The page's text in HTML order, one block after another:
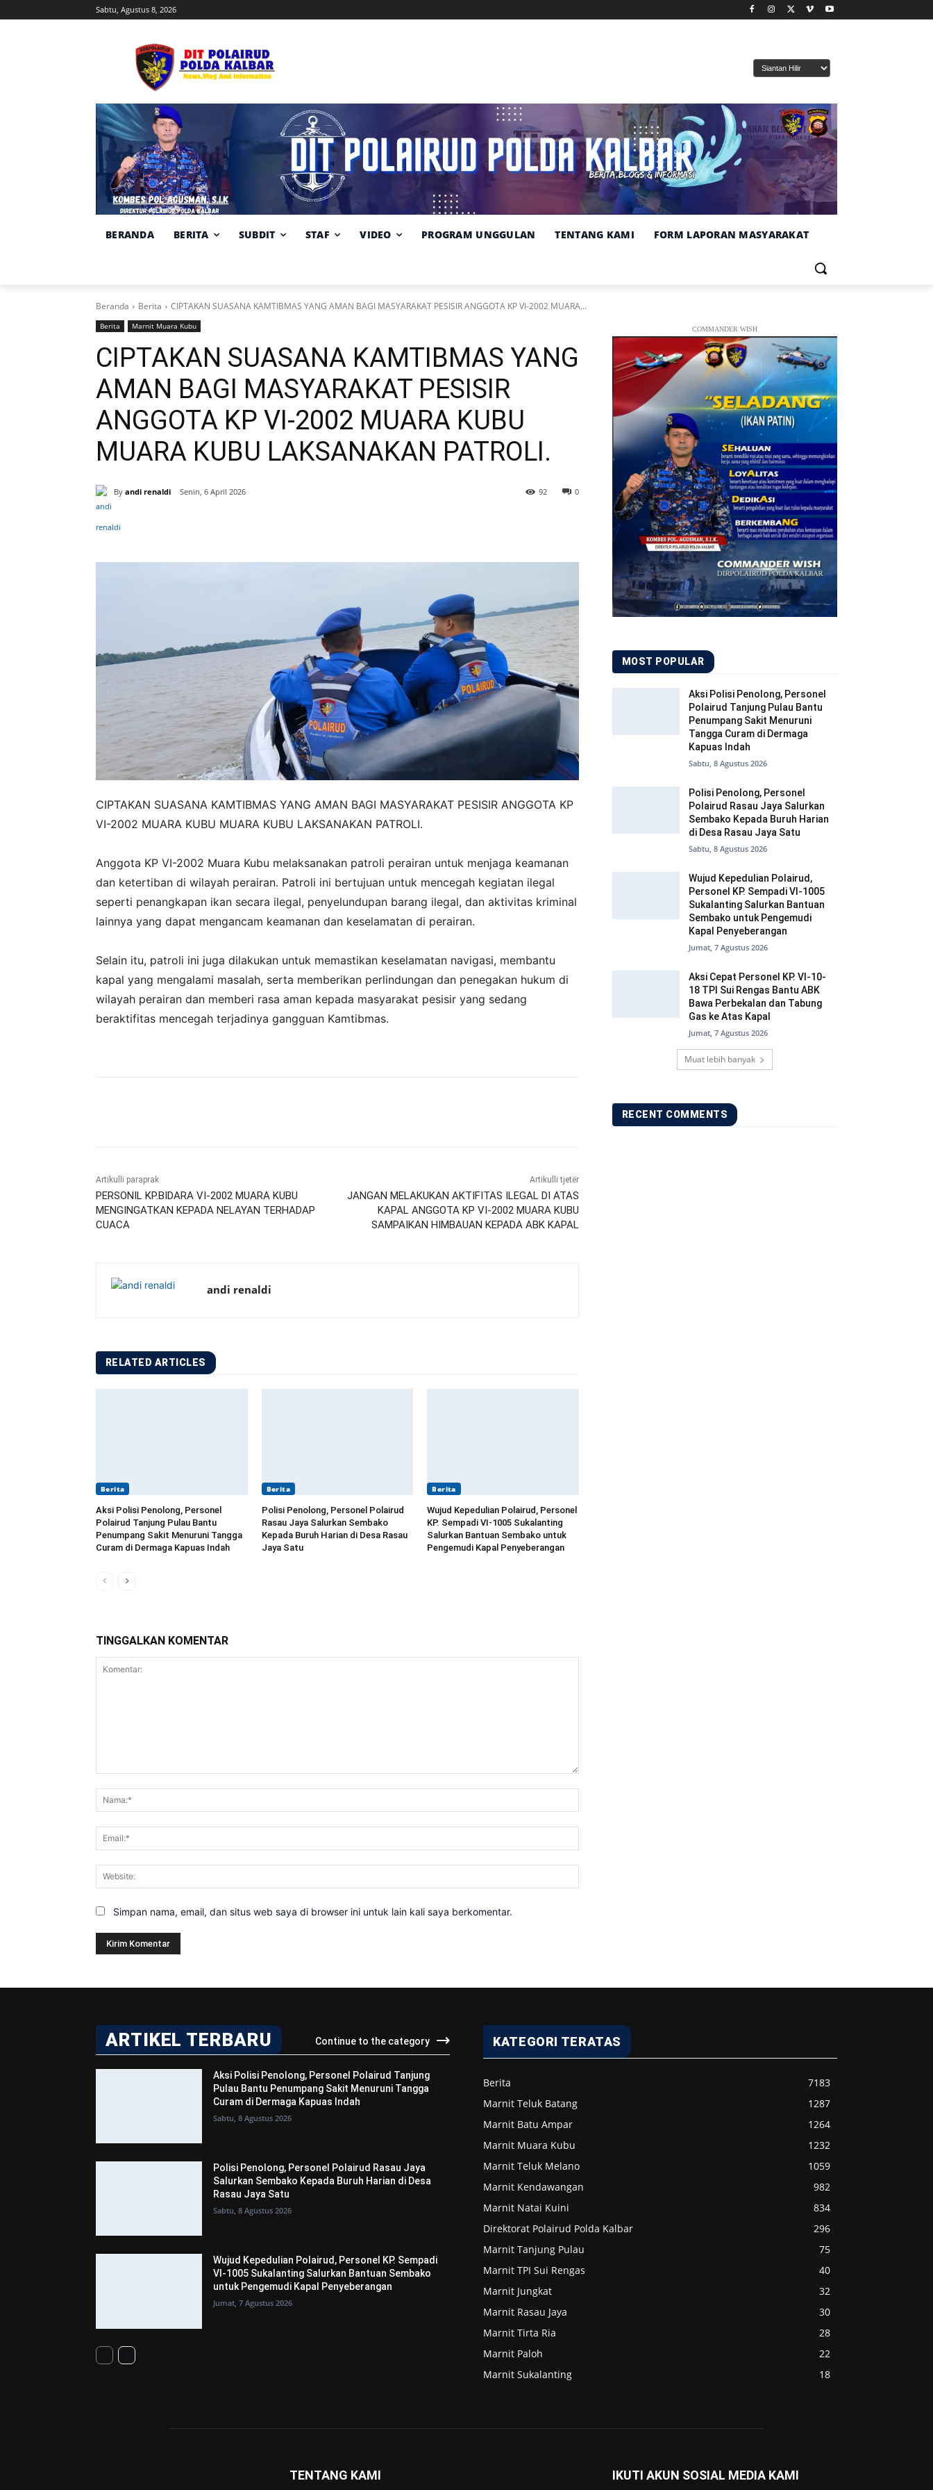
Sabtu, Agustus 8, 2026
cuaca
BERANDA BERITA SUBDIT STAF VIDEO PROGRAM UNGGULAN TENTANG KAMI FORM LAPORAN MASYARAKAT
Beranda Berita CIPTAKAN SUASANA KAMTIBMAS YANG AMAN BAGI MASYARAKAT PESISIR ANGGOTA KP VI-2002 MUARA...
Berita Marnit Muara Kubu
CIPTAKAN SUASANA KAMTIBMAS YANG
AMAN BAGI MASYARAKAT PESISIR
ANGGOTA KP VI-2002 MUARA KUBU
MUARA KUBU LAKSANAKAN PATROLI.
By andi renaldi Senin, 6 April 2026 0
92
CIPTAKAN SUASANA KAMTIBMAS YANG AMAN BAGI MASYARAKAT PESISIR ANGGOTA KP
VI-2002 MUARA KUBU MUARA KUBU LAKSANAKAN PATROLI.
‎Anggota KP VI-2002 Muara Kubu melaksanakan patroli perairan untuk menjaga keamanan
dan ketertiban di wilayah perairan. Patroli ini bertujuan untuk mencegah kegiatan ilegal
seperti penangkapan ikan secara ilegal, penyelundupan barang ilegal, dan aktivitas kriminal
lainnya yang dapat mengancam keamanan dan keselamatan di perairan.
‎Selain itu, patroli ini juga dilakukan untuk memastikan keselamatan navigasi, membantu
kapal yang mengalami masalah, serta memberikan perlindungan dan penegakan hukum di
wilayah perairan dan memberi rasa aman kepada masyarakat pesisir yang sedang
beraktifitas mencegah terjadinya gangguan Kamtibmas.
Artikulli paraprak
PERSONIL KP.BIDARA VI-2002 MUARA KUBU
MENGINGATKAN KEPADA NELAYAN TERHADAP
CUACA
Artikulli tjetër
JANGAN MELAKUKAN AKTIFITAS ILEGAL DI ATAS
KAPAL ANGGOTA KP VI-2002 MUARA KUBU
SAMPAIKAN HIMBAUAN KEPADA ABK KAPAL
andi renaldi
RELATED ARTICLES
Berita
Aksi Polisi Penolong, Personel
Polairud Tanjung Pulau Bantu
Penumpang Sakit Menuruni Tangga
Curam di Dermaga Kapuas Indah
Berita
Polisi Penolong, Personel Polairud
Rasau Jaya Salurkan Sembako
Kepada Buruh Harian di Desa Rasau
Jaya Satu
Berita
Wujud Kepedulian Polairud, Personel
KP. Sempadi VI-1005 Sukalanting
Salurkan Bantuan Sembako untuk
Pengemudi Kapal Penyeberangan
TINGGALKAN KOMENTAR
Simpan nama, email, dan situs web saya di browser ini untuk lain kali saya berkomentar.
COMMANDER WISH
MOST POPULAR
Aksi Polisi Penolong, Personel
Polairud Tanjung Pulau Bantu
Penumpang Sakit Menuruni
Tangga Curam di Dermaga
Kapuas Indah
Sabtu, 8 Agustus 2026
Polisi Penolong, Personel
Polairud Rasau Jaya Salurkan
Sembako Kepada Buruh Harian
di Desa Rasau Jaya Satu
Sabtu, 8 Agustus 2026
Wujud Kepedulian Polairud,
Personel KP. Sempadi VI-1005
Sukalanting Salurkan Bantuan
Sembako untuk Pengemudi
Kapal Penyeberangan
Jumat, 7 Agustus 2026
Aksi Cepat Personel KP. VI-10-
18 TPI Sui Rengas Bantu ABK
Bawa Perbekalan dan Tabung
Gas ke Atas Kapal
Jumat, 7 Agustus 2026
Muat lebih banyak
RECENT COMMENTS
ARTIKEL TERBARU Continue to the category
Aksi Polisi Penolong, Personel Polairud Tanjung
Pulau Bantu Penumpang Sakit Menuruni Tangga
Curam di Dermaga Kapuas Indah
Sabtu, 8 Agustus 2026
Polisi Penolong, Personel Polairud Rasau Jaya
Salurkan Sembako Kepada Buruh Harian di Desa
Rasau Jaya Satu
Sabtu, 8 Agustus 2026
Wujud Kepedulian Polairud, Personel KP. Sempadi
VI-1005 Sukalanting Salurkan Bantuan Sembako
untuk Pengemudi Kapal Penyeberangan
Jumat, 7 Agustus 2026
KATEGORI TERATAS
Berita
7183
Marnit Teluk Batang
1287
Marnit Batu Ampar
1264
Marnit Muara Kubu
1232
Marnit Teluk Melano
1059
Marnit Kendawangan
982
Marnit Natai Kuini
834
Direktorat Polairud Polda Kalbar
296
Marnit Tanjung Pulau
75
Marnit TPI Sui Rengas
40
Marnit Jungkat
32
Marnit Rasau Jaya
30
Marnit Tirta Ria
28
Marnit Paloh
22
Marnit Sukalanting
18
TENTANG KAMI IKUTI AKUN SOSIAL MEDIA KAMI